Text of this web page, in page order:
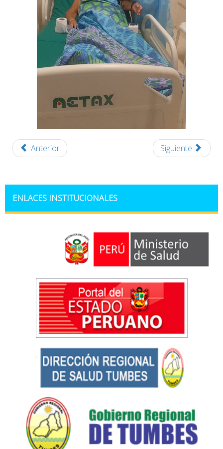
Anterior Siguiente
ENLACES INSTITUCIONALES